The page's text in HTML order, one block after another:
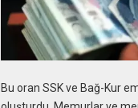
Bu oran SSK ve Bağ-Kur